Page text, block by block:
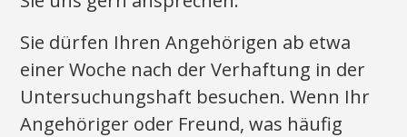
Sie dürfen Ihren Angehörigen ab etwa
einer Woche nach der Verhaftung in der
Untersuchungshaft besuchen. Wenn Ihr
Angehöriger oder Freund, was häufig